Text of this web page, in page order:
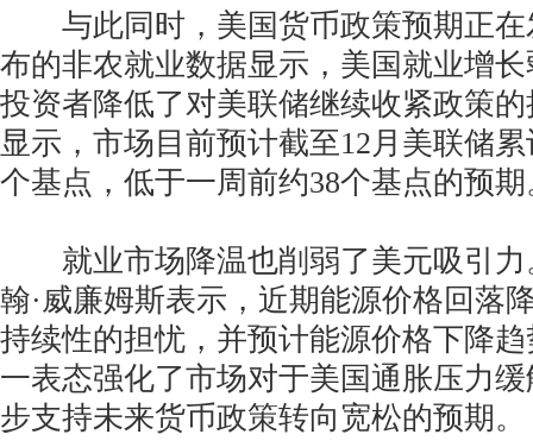
与此同时，美国货币政策预期正在
布的非农就业数据显示，美国就业增
投资者降低了对美联储继续收紧政策
显示，市场目前预计截至12月美联储
个基点，低于一周前约38个基点的预期
就业市场降温也削弱了美元吸引力
翰·威廉姆斯表示，近期能源价格回落
持续性的担忧，并预计能源价格下降
一表态强化了市场对于美国通胀压力
步支持未来货币政策转向宽松的预期。